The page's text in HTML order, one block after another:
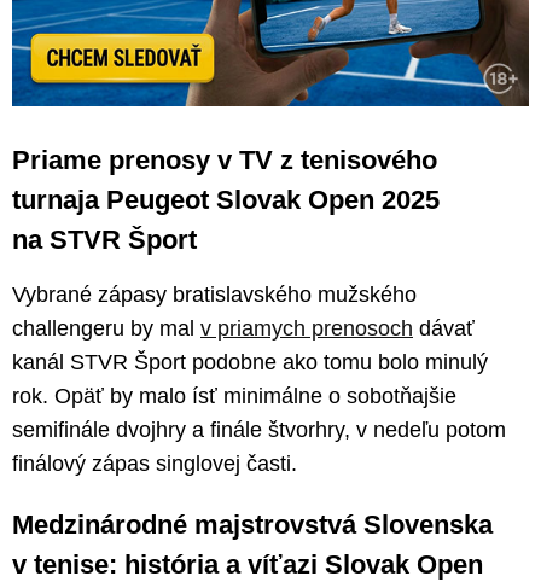
Priame prenosy v TV z tenisového
turnaja Peugeot Slovak Open 2025
na STVR Šport
Vybrané zápasy bratislavského mužského
challengeru by mal v priamych prenosoch dávať
kanál STVR Šport podobne ako tomu bolo minulý
rok. Opäť by malo ísť minimálne o sobotňajšie
semifinále dvojhry a finále štvorhry, v nedeľu potom
finálový zápas singlovej časti.
Medzinárodné majstrovstvá Slovenska
v tenise: história a víťazi Slovak Open